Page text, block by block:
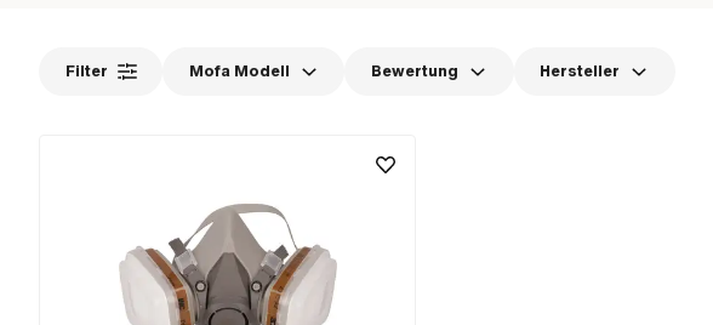
Filter Mofa Modell Bewertung Hersteller